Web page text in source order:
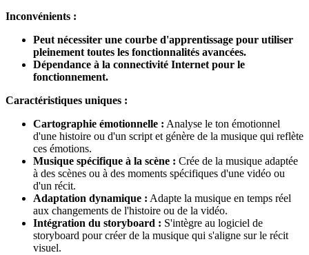
Inconvénients :
Peut nécessiter une courbe d'apprentissage pour utiliser
pleinement toutes les fonctionnalités avancées.
Dépendance à la connectivité Internet pour le
fonctionnement.
Caractéristiques uniques :
Cartographie émotionnelle : Analyse le ton émotionnel
d'une histoire ou d'un script et génère de la musique qui reflète
ces émotions.
Musique spécifique à la scène : Crée de la musique adaptée
à des scènes ou à des moments spécifiques d'une vidéo ou
d'un récit.
Adaptation dynamique : Adapte la musique en temps réel
aux changements de l'histoire ou de la vidéo.
Intégration du storyboard : S'intègre au logiciel de
storyboard pour créer de la musique qui s'aligne sur le récit
visuel.